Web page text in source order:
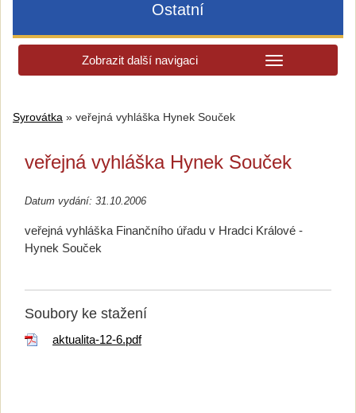
Ostatní
Zobrazit další navigaci
Syrovátka » veřejná vyhláška Hynek Souček
veřejná vyhláška Hynek Souček
Datum vydání: 31.10.2006
veřejná vyhláška Finančního úřadu v Hradci Králové -
Hynek Souček
Soubory ke stažení
aktualita-12-6.pdf